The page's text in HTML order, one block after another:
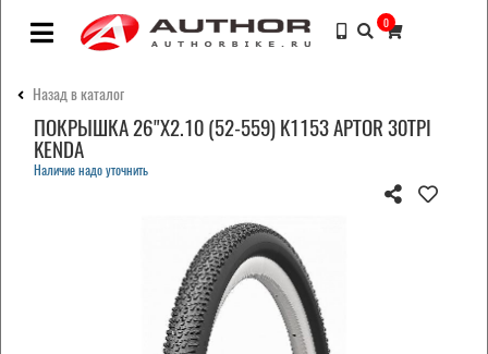
0
Назад в каталог
ПОКРЫШКА 26"Х2.10 (52-559) K1153 APTOR 30TPI
KENDA
Наличие надо уточнить